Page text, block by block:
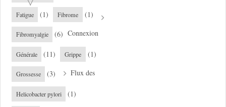
Fatigue (1) Fibrome (1)
Fibromyalgie (6)
Générale (11) Grippe (1)
Grossesse (3)
Helicobacter pylori (1)
Connexion
Flux des